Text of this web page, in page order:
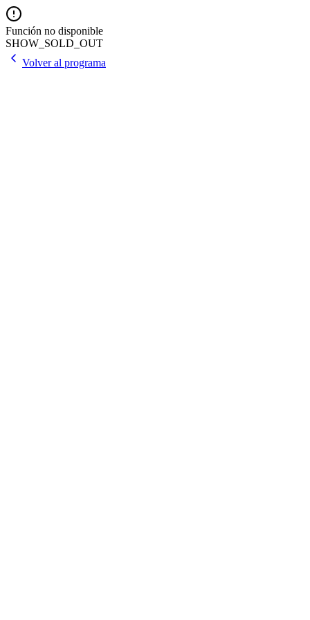
Función no disponible
SHOW_SOLD_OUT
Volver al programa